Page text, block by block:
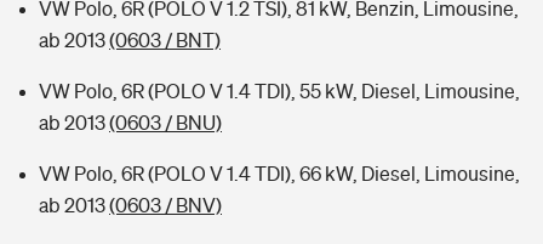
VW Polo, 6R (POLO V 1.2 TSI), 81 kW, Benzin, Limousine,
ab 2013(0603 / BNT)
VW Polo, 6R (POLO V 1.4 TDI), 55 kW, Diesel, Limousine,
ab 2013(0603 / BNU)
VW Polo, 6R (POLO V 1.4 TDI), 66 kW, Diesel, Limousine,
ab 2013(0603 / BNV)